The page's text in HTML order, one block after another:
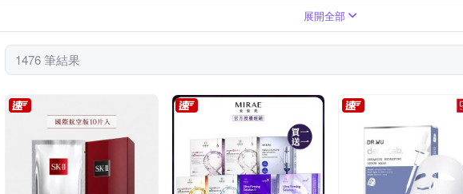
Kanebo 佳麗寶
kiret Kracie 葵緹亞 LA MER 海洋拉娜 MIKIMOTO 御木本
NAKANO 中野製藥
SEXYLOOK 西西露
SUNGBOON EDITOR THE BODY SHOP 美體小舖 TTM
WHOO 后
其他品牌 台鹽生技 我的心機 我的美麗日記 未來美
詳見商品外包裝所示
如外包裝所示
效期2028.04 2026-02-15 見產品外包裝 2025/04～2028/04 (詳
依包裝所示
詳見
正確效期請以實際出貨商品標示為主。
2024.03 / 2027.03 製造日期均依包裝上的實際標
2028/08/12
36個月 請詳見產品包裝標示。 依商品詳細內文標示
如包裝所示
依商品包裝標示 依包裝上標示 依商品包裝顯示 依產品包裝標示
精華液
粉刺肌膚
展開全部
1476 筆結果